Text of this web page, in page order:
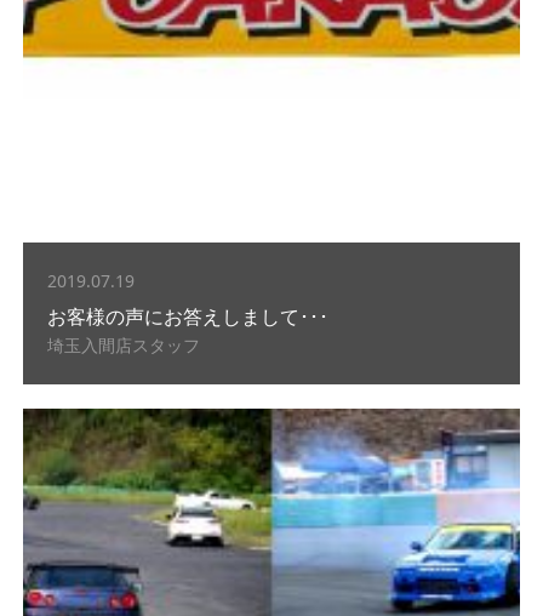
2019.07.19
お客様の声にお答えしまして･･･
埼玉入間店スタッフ